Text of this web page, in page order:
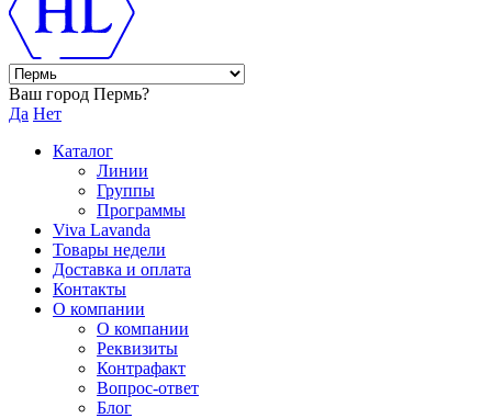
Ваш город Пермь?
Да Нет
Каталог
Линии
Группы
Программы
Viva Lavanda
Товары недели
Доставка и оплата
Контакты
О компании
О компании
Реквизиты
Контрафакт
Вопрос-ответ
Блог